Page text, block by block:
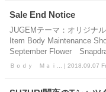
Sale End Notice
JUGEMテーマ：オリジナ
Item Body Maintenance
September Flower
Ｂｏｄｙ Ｍａｉ... | 2018.09.07